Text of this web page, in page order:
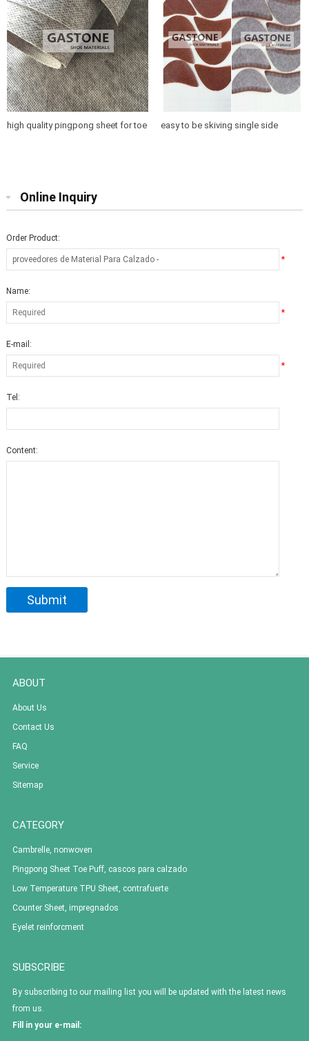
high quality pingpong sheet for toe
easy to be skiving single side
Online Inquiry
Order Product:
*
Name:
*
E-mail:
*
Tel:
Content:
ABOUT
About Us
Contact Us
FAQ
Service
Sitemap
CATEGORY
Cambrelle, nonwoven
Pingpong Sheet Toe Puff, cascos para calzado
Low Temperature TPU Sheet, contrafuerte
Counter Sheet, impregnados
Eyelet reinforcment
SUBSCRIBE
By subscribing to our mailing list you will be updated with the latest news
from us.
Fill in your e-mail: